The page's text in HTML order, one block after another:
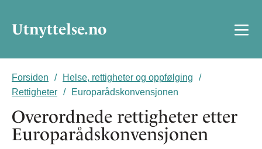
Utnyttelse.no
Forsiden
Helse, rettigheter og oppfølging
Rettigheter
Europarådskonvensjonen
Overordnede rettigheter etter
Europarådskonvensjonen